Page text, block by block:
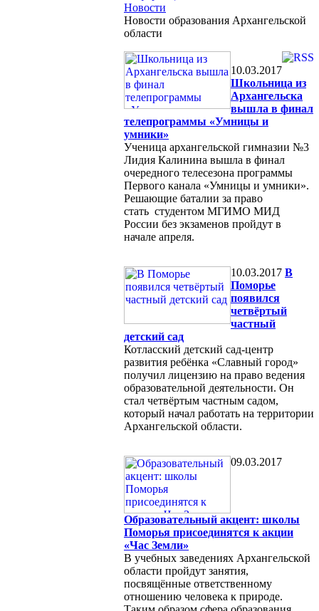
Новости
Новости образования Архангельской
области
10.03.2017
Школьница из
Архангельска
вышла в финал
телепрограммы «Умницы и
умники»
Ученица архангельской гимназии №3
Лидия Калинина вышла в финал
очередного телесезона программы
Первого канала «Умницы и умники».
Решающие баталии за право
стать студентом МГИМО МИД
России без экзаменов пройдут в
начале апреля.
10.03.2017 В
Поморье
появился
четвёртый
частный
детский сад
Котласский детский сад-центр
развития ребёнка «Славный город»
получил лицензию на право ведения
образовательной деятельности. Он
стал четвёртым частным садом,
который начал работать на территории
Архангельской области.
09.03.2017
Образовательный акцент: школы
Поморья присоединятся к акции
«Час Земли»
В учебных заведениях Архангельской
области пройдут занятия,
посвящённые ответственному
отношению человека к природе.